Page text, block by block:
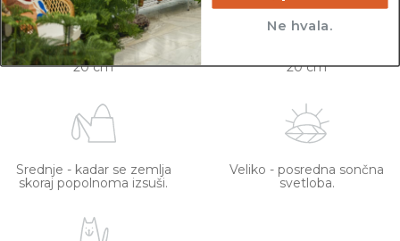
20 cm 20 cm
Srednje - kadar se zemlja
skoraj popolnoma izsuši.
Veliko - posredna sončna
svetloba.
Ne hvala.